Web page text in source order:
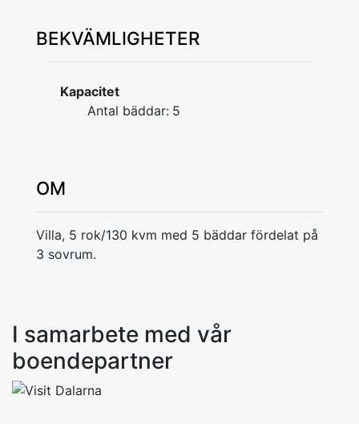
BEKVÄMLIGHETER
Kapacitet
Antal bäddar: 5
OM
Villa, 5 rok/130 kvm med 5 bäddar fördelat på
3 sovrum.
I samarbete med vår
boendepartner